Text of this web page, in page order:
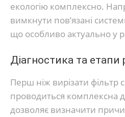
екологію комплексно.
вимкнути пов’язані
що особливо актуально у
Діагностика та етапи
Перш ніж вирізати фільтр
проводиться комплексна
дозволяє визначити